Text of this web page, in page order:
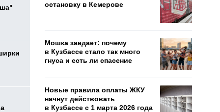
остановку в Кемерове
Мошка заедает: почему
в Кузбассе стало так много
гнуса и есть ли спасение
Новые правила оплаты ЖКУ
начнут действовать
в Кузбассе с 1 марта 2026 года